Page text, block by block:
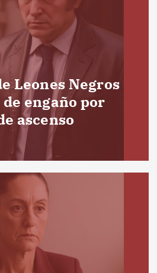
Leones Negros
de engaño por
ascenso